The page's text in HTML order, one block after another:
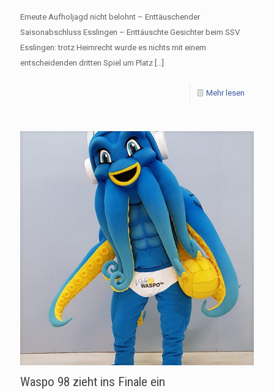
Erneute Aufholjagd nicht belohnt – Enttäuschender
Saisonabschluss Esslingen – Enttäuschte Gesichter beim SSV
Esslingen: trotz Heimrecht wurde es nichts mit einem
entscheidenden dritten Spiel um Platz […]
Mehr lesen
Waspo 98 zieht ins Finale ein